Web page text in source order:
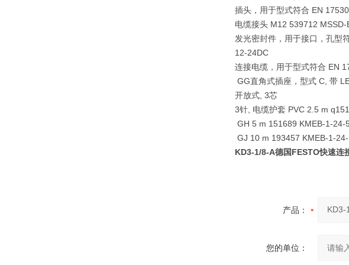
插头，用于型式符合 EN
电缆接头 M12 539712 MSSD-
发光密封件，用于接口，孔型
12-24DC
连接电缆，用于型式符合 EN
GG直角式插座，型式 C, 带
开放式, 3芯
3针, 电缆护套 PVC 2.5 m
GH 5 m 151689 KMEB-1-24-
GJ 10 m 193457 KMEB-1-
KD3-1/8-A德国FESTO快速连
产品：
您的单位：